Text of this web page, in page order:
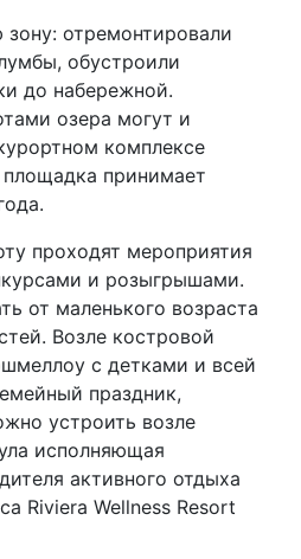
отремонтировали
обустроили
до набережной.
озера могут и
комплексе
принимает
проходят мероприятия
и розыгрышами.
от маленького возраста
Возле костровой
с детками и всей
праздник,
устроить возле
исполняющая
активного отдыха
Riviera Wellness Resort